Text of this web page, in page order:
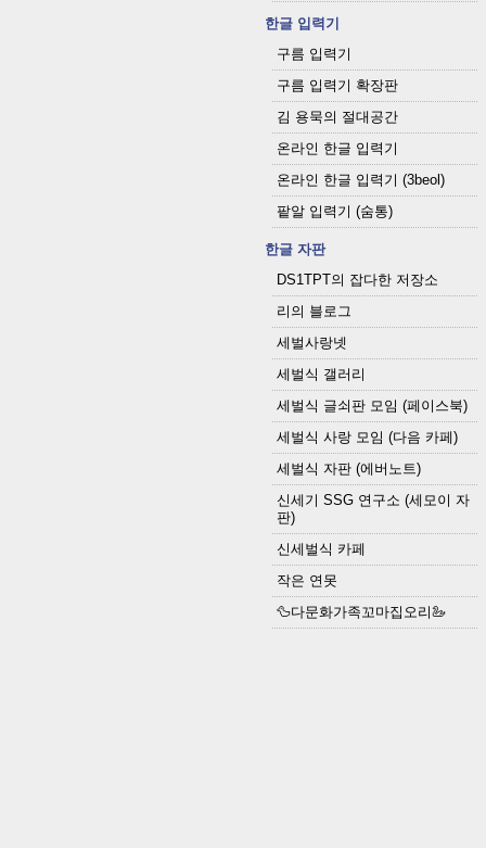
한글 입력기
구름 입력기
구름 입력기 확장판
김 용묵의 절대공간
온라인 한글 입력기
온라인 한글 입력기 (3beol)
팥알 입력기 (숨통)
한글 자판
DS1TPT의 잡다한 저장소
리의 블로그
세벌사랑넷
세벌식 갤러리
세벌식 글쇠판 모임 (페이스북)
세벌식 사랑 모임 (다음 카페)
세벌식 자판 (에버노트)
신세기 SSG 연구소 (세모이 자
판)
신세벌식 카페
작은 연못
🦆다문화가족꼬마집오리🦢